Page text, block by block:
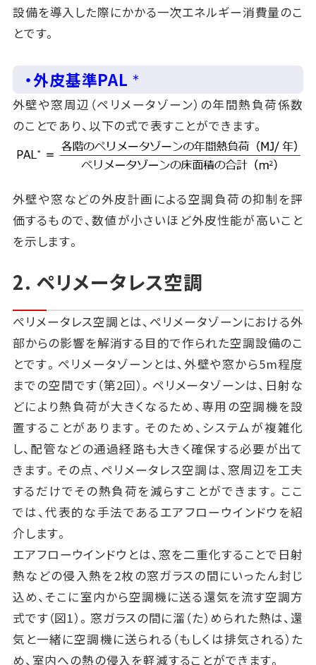
設備を導入した際にかかる一次エネルギー消費量のこ
とです。
・外皮基準PAL ＊
外壁や窓周辺（ペリメータゾーン）の年間熱負荷係数
のことであり、以下の式で表すことができます。
外壁や窓などの外皮計画による空調負荷の抑制を評
価するもので、数値が小さいほど外皮性能が高いこと
を示します。
2. ペリメータレス空調
ぺリメータレス空調とは、ぺリメータゾーンにおける外
部からの影響を解消する目的で作られた空調設備のこ
とです。ぺリメータゾーンとは、外壁や窓から5m程度
までの空間です（第2回）。ペリメータゾーンは、日射な
どにより熱負荷が大きくなるため、専用の空調機を設
置することがあります。そのため、システムが複雑化
し、配管などの通過経路も大きく確保する必要が出て
きます。その点、ペリメータレス空調は、窓周辺を工夫
するだけでその熱負荷を減らすことができます。ここ
では、代表的な手法であるエアフローウインドウを紹
介します。
エアフローウインドウとは、窓を二重化することで日射
熱などの侵入熱を2枚の窓ガラスの間にいったん封じ
込め、そこに室内から空調機に送る還気を流す空調方
式です（図1）。窓ガラスの間に溜（た）められた熱は、還
気と一緒に空調機に送られる（もしくは排気される）た
め、室内への熱の侵入を軽減することができます。